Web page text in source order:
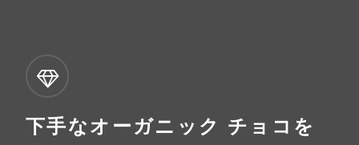
下手なオーガニック チョコを